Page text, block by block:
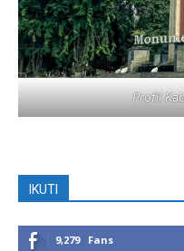
Profil
IKUTI
9,279 Fans